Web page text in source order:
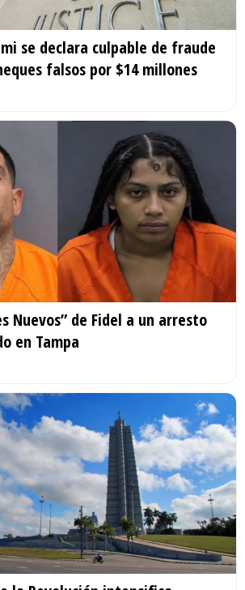
se declara culpable de fraude
falsos por $14 millones
Nuevos” de Fidel a un arresto
en Tampa